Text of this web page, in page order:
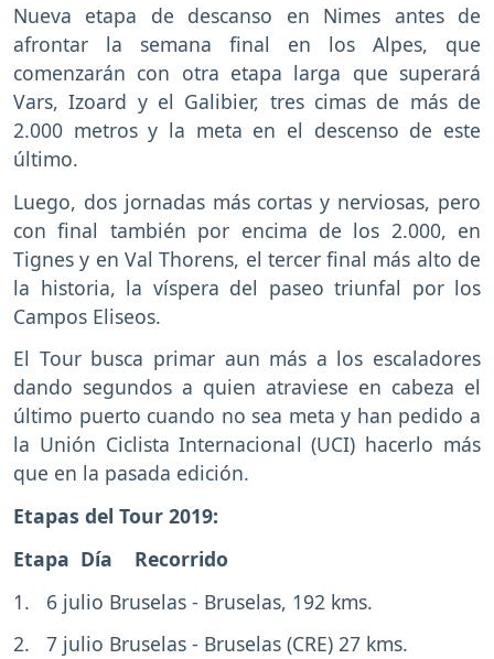
Nueva etapa de descanso en Nimes antes de
afrontar la semana final en los Alpes, que
comenzarán con otra etapa larga que superará
Vars, Izoard y el Galibier, tres cimas de más de
2.000 metros y la meta en el descenso de este
último.
Luego, dos jornadas más cortas y nerviosas, pero
con final también por encima de los 2.000, en
Tignes y en Val Thorens, el tercer final más alto de
la historia, la víspera del paseo triunfal por los
Campos Eliseos.
El Tour busca primar aun más a los escaladores
dando segundos a quien atraviese en cabeza el
último puerto cuando no sea meta y han pedido a
la Unión Ciclista Internacional (UCI) hacerlo más
que en la pasada edición.
Etapas del Tour 2019:
Etapa Día Recorrido
1. 6 julio Bruselas - Bruselas, 192 kms.
2. 7 julio Bruselas - Bruselas (CRE) 27 kms.